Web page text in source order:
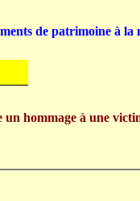
un hommage à une
de patrimoine à la